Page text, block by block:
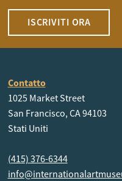
ISCRIVITI ORA
Contatto
1025 Market Street
San Francisco, CA 94103
Stati Uniti
(415) 376-6344